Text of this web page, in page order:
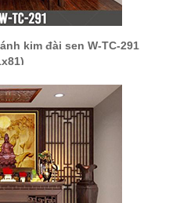
kim đài sen W-TC-291